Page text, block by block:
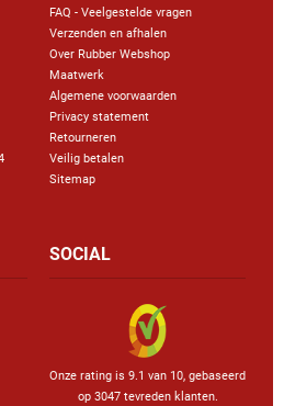
FAQ - Veelgestelde vragen
Verzenden en afhalen
Over Rubber Webshop
Maatwerk
Algemene voorwaarden
Privacy statement
Retourneren
Veilig betalen
Sitemap
SOCIAL
Onze rating is 9.1 van 10, gebaseerd
op 3047 tevreden klanten.